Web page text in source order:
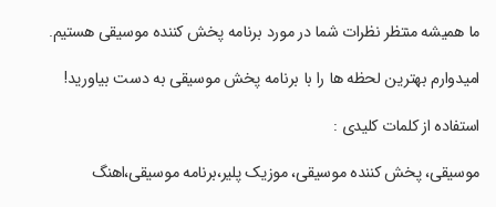
‏ما همیشه منتظر نظرات شما در مورد برنامه پخش کننده موسیقی هستیم.
‏امیدوارم بهترین لحظه ها را با برنامه پخش موسیقی به دست بیاورید!
‏استفاده از کلمات کلیدی :
‏موسیقی، پخش کننده موسیقی، موزیک پلیر،برنامه موسیقی،اهنگ